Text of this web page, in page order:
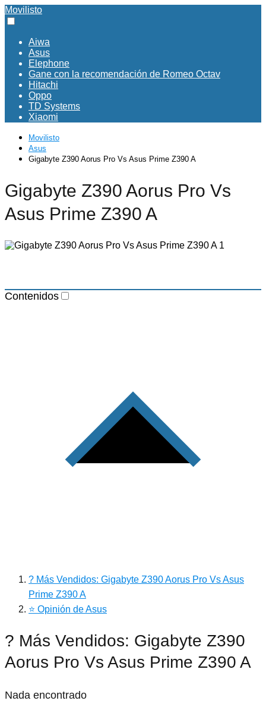
Movilisto
Aiwa
Asus
Elephone
Gane con la recomendación de Romeo Octav
Hitachi
Oppo
TD Systems
Xiaomi
Movilisto
Asus
Gigabyte Z390 Aorus Pro Vs Asus Prime Z390 A
Gigabyte Z390 Aorus Pro Vs
Asus Prime Z390 A
Contenidos
? Más Vendidos: Gigabyte Z390 Aorus Pro Vs Asus
Prime Z390 A
⭐ Opinión de Asus
? Más Vendidos: Gigabyte Z390
Aorus Pro Vs Asus Prime Z390 A
Nada encontrado